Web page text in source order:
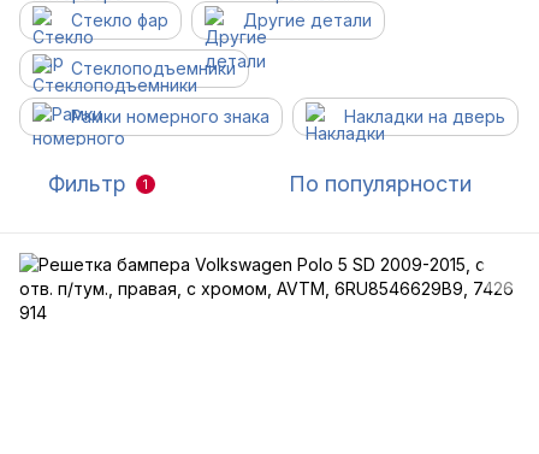
Стекло фар Другие детали
Cтеклоподъемники
Рамки номерного знака Накладки на дверь
Фильтр 1 По популярности